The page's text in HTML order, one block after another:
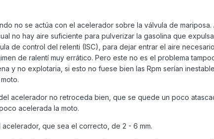
no se actúa con el acelerador sobre la válvula de mariposa.
no hay aire suficiente para pulverizar la gasolina que
de control del relenti (ISC), para dejar entrar el aire
de ralentí muy errático. Pero este no es el problema
y no explotaria, si esto no fuese bien las Rpm serían
acelerador no retroceda bien, que se quede un poco
acelerada la moto.
que sea el correcto, de 2 - 6 mm.